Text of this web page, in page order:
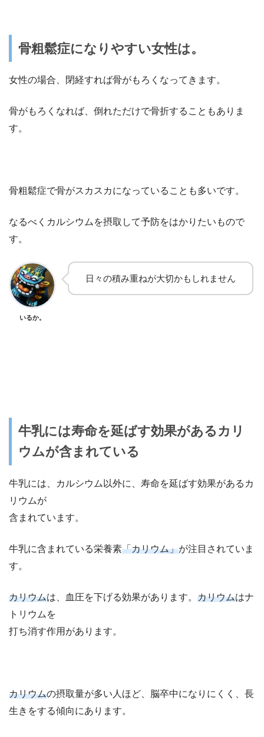
骨粗鬆症になりやすい女性は。
女性の場合、閉経すれば骨がもろくなってきます。
骨がもろくなれば、倒れただけで骨折することもありま
す。
骨粗鬆症で骨がスカスカになっていることも多いです。
なるべくカルシウムを摂取して予防をはかりたいもので
す。
いるか。
日々の積み重ねが大切かもしれません
牛乳には寿命を延ばす効果があるカリ
ウムが含まれている
牛乳には、カルシウム以外に、寿命を延ばす効果があるカ
リウムが
含まれています。
牛乳に含まれている栄養素「カリウム」が注目されていま
す。
カリウムは、血圧を下げる効果があります。 カリウムはナ
トリウムを
打ち消す作用があります。
カリウムの摂取量が多い人ほど、脳卒中になりにくく、長
生きをする傾向にあります。